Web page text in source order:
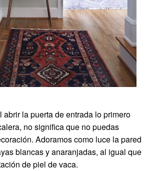
abrir la puerta de entrada lo primero
no significa que no puedas
Adoramos como luce la pared
blancas y anaranjadas, al igual que
de piel de vaca.